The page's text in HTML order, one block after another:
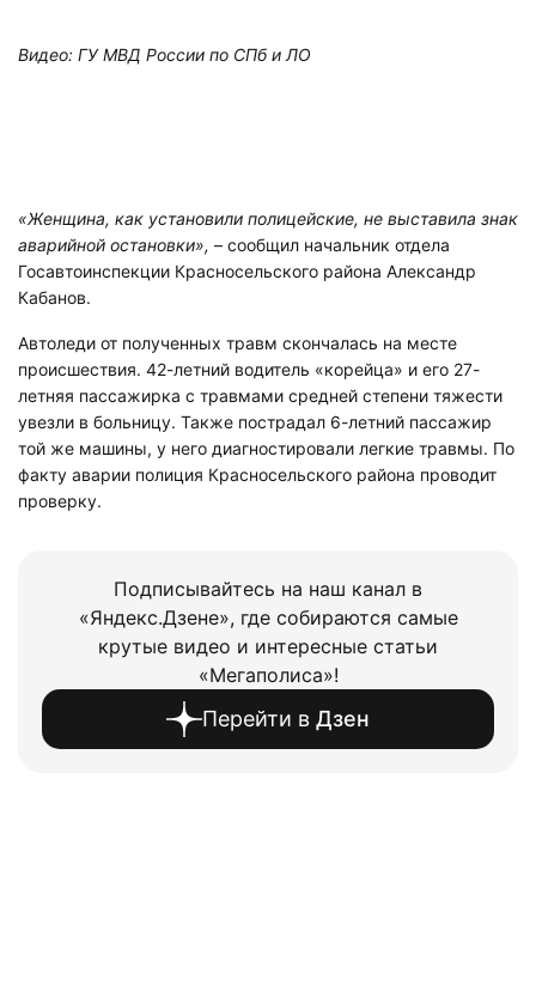
Видео: ГУ МВД России по СПб и ЛО
«Женщина, как установили полицейские, не выставила знак
аварийной остановки», – сообщил начальник отдела
Госавтоинспекции Красносельского района Александр
Кабанов.
Автоледи от полученных травм скончалась на месте
происшествия. 42-летний водитель «корейца» и его 27-
летняя пассажирка с травмами средней степени тяжести
увезли в больницу. Также пострадал 6-летний пассажир
той же машины, у него диагностировали легкие травмы. По
факту аварии полиция Красносельского района проводит
проверку.
Подписывайтесь на наш канал в
«Яндекс.Дзене», где собираются самые
крутые видео и интересные статьи
«Мегаполиса»!
Перейти в Дзен